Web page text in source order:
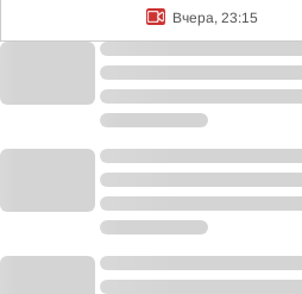
Вчера, 23:15